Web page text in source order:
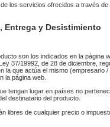
los servicios ofrecidos a través
Entrega y Desistimiento
son los indicados en la página
37/19992, de 28 de diciembre,
la que actúa el mismo
la página web.
tengan lugar en países no
destinatario del producto.
libres de cualquier precio o